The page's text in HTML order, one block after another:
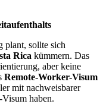
plant, sollte sich
Rica kümmern. Das
aber keine
Remote-Worker-Visum
mit nachweisbarer
Visum haben.